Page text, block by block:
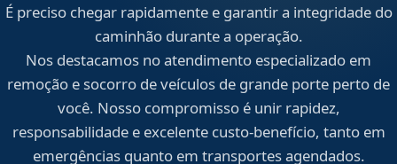
É preciso chegar rapidamente e garantir a integridade do
caminhão durante a operação.
Nos destacamos no atendimento especializado em
remoção e socorro de veículos de grande porte perto de
você. Nosso compromisso é unir rapidez,
responsabilidade e excelente custo-benefício, tanto em
emergências quanto em transportes agendados.